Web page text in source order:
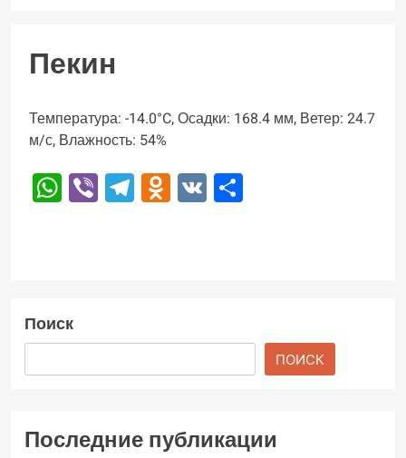
Пекин
Температура: -14.0°C, Осадки: 168.4 мм, Ветер: 24.7
м/с, Влажность: 54%
WhatsApp
ViberTelegram
Odnoklassniki
VK
Поиск
ПОИСК
Последние публикации